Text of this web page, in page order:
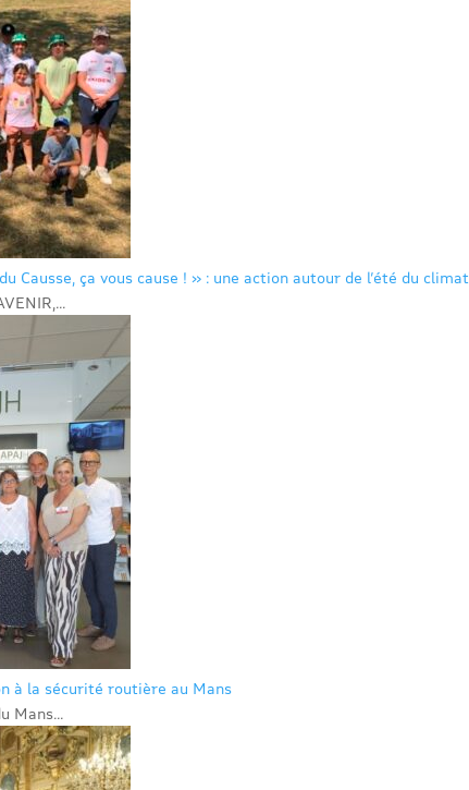
Causse, ça vous cause ! » : une action autour de l’été du climat
à la sécurité routière au Mans
Mans...